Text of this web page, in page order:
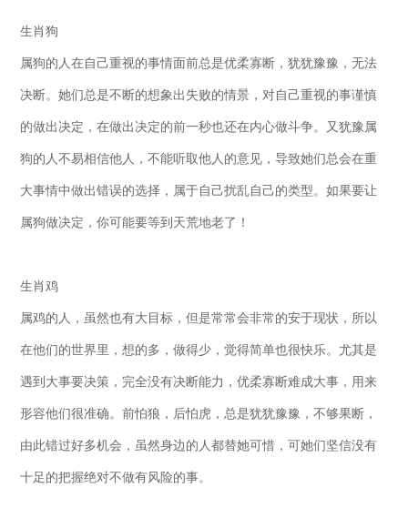
生肖狗
属狗的人在自己重视的事情面前总是优柔寡断，犹犹豫豫，无法
决断。她们总是不断的想象出失败的情景，对自己重视的事谨慎
的做出决定，在做出决定的前一秒也还在内心做斗争。又犹豫属
狗的人不易相信他人，不能听取他人的意见，导致她们总会在重
大事情中做出错误的选择，属于自己扰乱自己的类型。如果要让
属狗做决定，你可能要等到天荒地老了！
生肖鸡
属鸡的人，虽然也有大目标，但是常常会非常的安于现状，所以
在他们的世界里，想的多，做得少，觉得简单也很快乐。尤其是
遇到大事要决策，完全没有决断能力，优柔寡断难成大事，用来
形容他们很准确。前怕狼，后怕虎，总是犹犹豫豫，不够果断，
由此错过好多机会，虽然身边的人都替她可惜，可她们坚信没有
十足的把握绝对不做有风险的事。